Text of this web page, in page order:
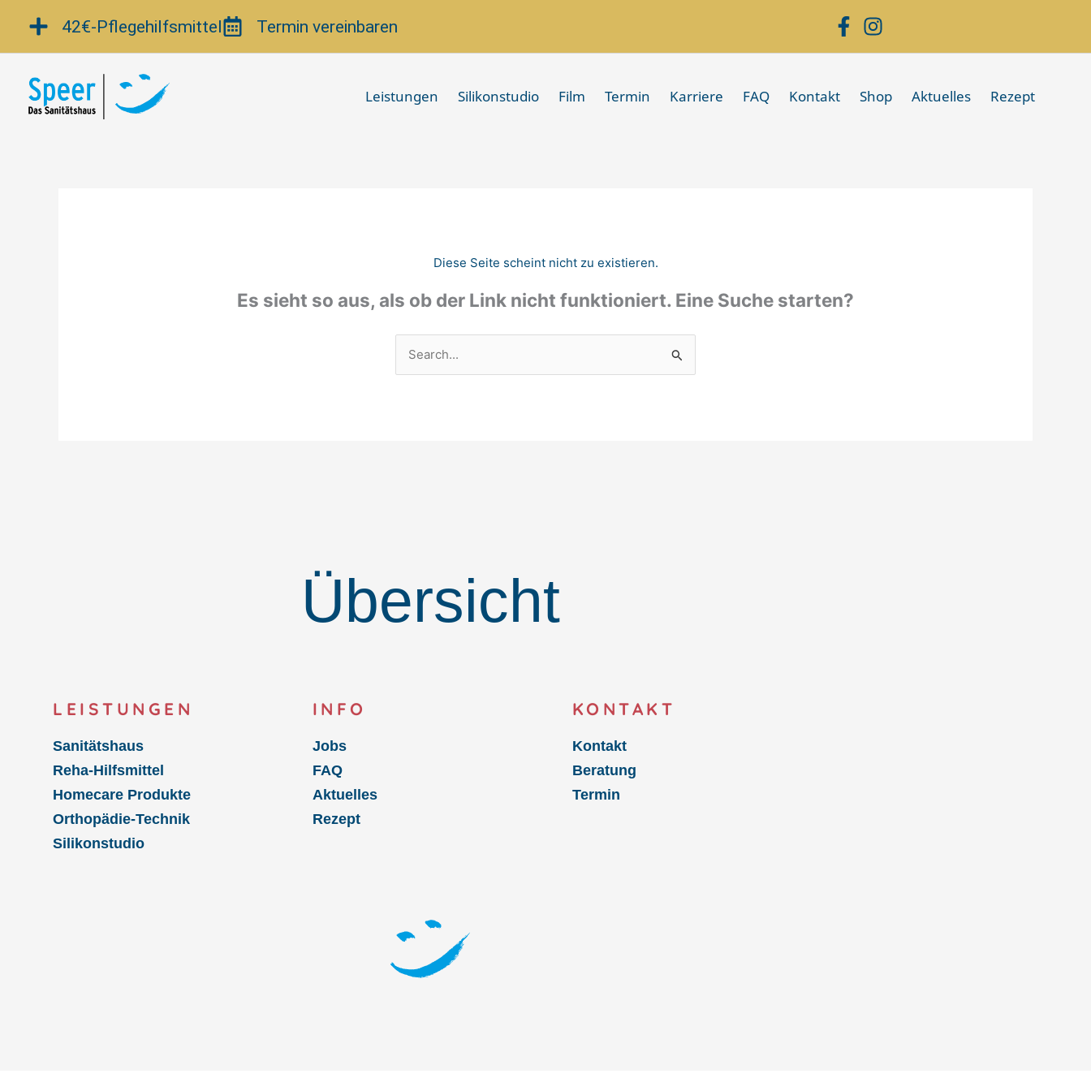
Inhalt
42€-Pflegehilfsmittel Termin vereinbaren
Leistungen Silikonstudio Film Termin Karriere FAQ Kontakt Shop Aktuelles Rezept
Diese Seite scheint nicht zu existieren.
Es sieht so aus, als ob der Link nicht funktioniert. Eine Suche starten?
Suchen
nach:
Übersicht
LEISTUNGEN
Sanitätshaus
Reha-Hilfsmittel
Homecare Produkte
Orthopädie-Technik
Silikonstudio
INFO
Jobs
FAQ
Aktuelles
Rezept
KONTAKT
Kontakt
Beratung
Termin